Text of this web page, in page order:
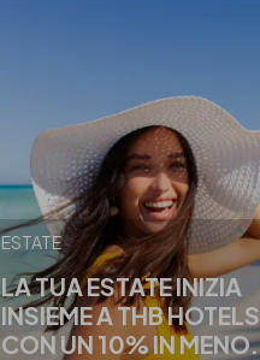
ESTATE
LA TUA ESTATE INIZIA
INSIEME A THB HOTELS
CON UN 10% IN MENO.